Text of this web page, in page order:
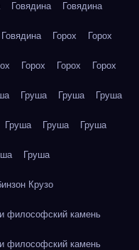
Говядина Говядина
Говядина Горох Горох
Горох Горох Горох
Груша Груша Груша
Груша Груша Груша
Груша
Крузо
философский камень
философский камень